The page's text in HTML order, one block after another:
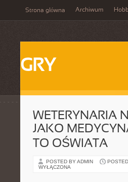
Strona główna Archiwum
GRY
WETERYNARIA
JAKO
TO OŚWIATA
POSTED BY ADMIN
WYŁĄCZONA